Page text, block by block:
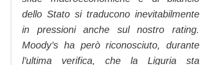
dello Stato si traducono inevitabilmente
in pressioni anche sul nostro rating.
Moody’s ha però riconosciuto, durante
l’ultima verifica, che la Liguria sta